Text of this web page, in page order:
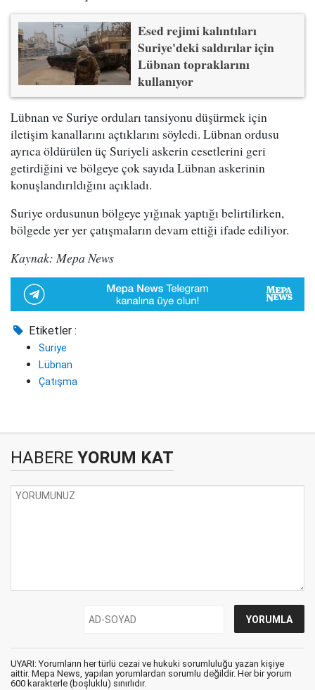
Esed rejimi kalıntıları
Suriye'deki saldırılar için
Lübnan topraklarını
kullanıyor
Lübnan ve Suriye orduları tansiyonu düşürmek için
iletişim kanallarını açtıklarını söyledi. Lübnan ordusu
ayrıca öldürülen üç Suriyeli askerin cesetlerini geri
getirdiğini ve bölgeye çok sayıda Lübnan askerinin
konuşlandırıldığını açıkladı.
Suriye ordusunun bölgeye yığınak yaptığı belirtilirken,
bölgede yer yer çatışmaların devam ettiği ifade ediliyor.
Kaynak: Mepa News
Etiketler :
Suriye
Lübnan
Çatışma
HABERE YORUM KAT
UYARI: Yorumların her türlü cezai ve hukuki sorumluluğu yazan kişiye
aittir. Mepa News, yapılan yorumlardan sorumlu değildir. Her bir yorum
600 karakterle (boşluklu) sınırlıdır.